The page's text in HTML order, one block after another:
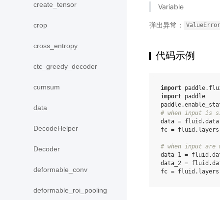
create_tensor
crop
cross_entropy
ctc_greedy_decoder
cumsum
data
DecodeHelper
Decoder
deformable_conv
deformable_roi_pooling
Variable
弹出异常： ValueError
代码示例
import
import paddle
paddle.
# when input is
data = fluid .data
fc = fluid . layers
# when input
data_1
= fluid .
data_2 = fluid .
fc = fluid . layers